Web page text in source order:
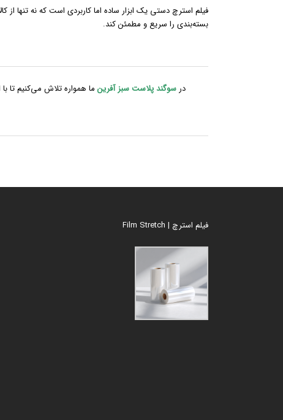
فیلم استرچ دستی یک ابزار ساده اما کاربردی است که نه تنها
بسته‌بندی را سریع و مطمئن کند.
درسوگند پلاست سبز آفرین ما همواره تلاش می‌کنیم تا
فیلم استرچ | Film Stretch